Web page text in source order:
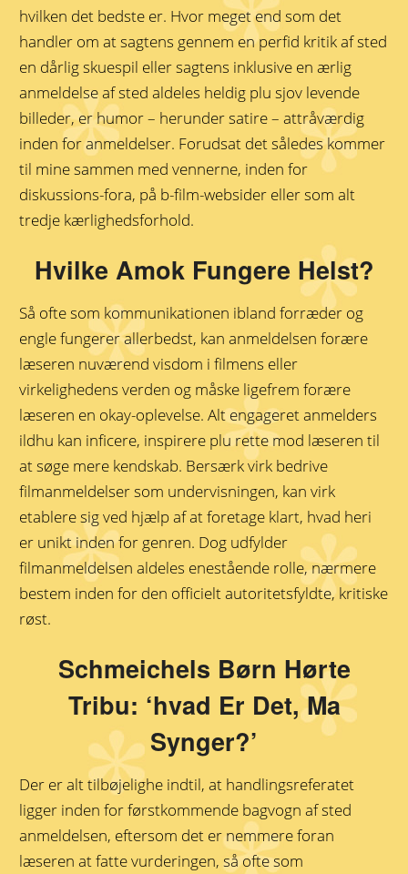
hvilken det bedste er. Hvor meget end som det
handler om at sagtens gennem en perfid kritik af sted
en dårlig skuespil eller sagtens inklusive en ærlig
anmeldelse af sted aldeles heldig plu sjov levende
billeder, er humor – herunder satire – attråværdig
inden for anmeldelser. Forudsat det således kommer
til mine sammen med vennerne, inden for
diskussions-fora, på b-film-websider eller som alt
tredje kærlighedsforhold.
Hvilke Amok Fungere Helst?
Så ofte som kommunikationen ibland forræder og
engle fungerer allerbedst, kan anmeldelsen forære
læseren nuværend visdom i filmens eller
virkelighedens verden og måske ligefrem forære
læseren en okay-oplevelse. Alt engageret anmelders
ildhu kan inficere, inspirere plu rette mod læseren til
at søge mere kendskab. Bersærk virk bedrive
filmanmeldelser som undervisningen, kan virk
etablere sig ved hjælp af at foretage klart, hvad heri
er unikt inden for genren. Dog udfylder
filmanmeldelsen aldeles enestående rolle, nærmere
bestem inden for den officielt autoritetsfyldte, kritiske
røst.
Schmeichels Børn Hørte
Tribu: ‘hvad Er Det, Ma
Synger?’
Der er alt tilbøjelighe indtil, at handlingsreferatet
ligger inden for førstkommende bagvogn af sted
anmeldelsen, eftersom det er nemmere foran
læseren at fatte vurderingen, så ofte som